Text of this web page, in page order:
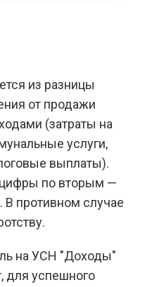
из разницы
от продажи
(затраты на
услуги,
выплаты).
по вторым —
В противном случае
на УСН "Доходы"
для успешного